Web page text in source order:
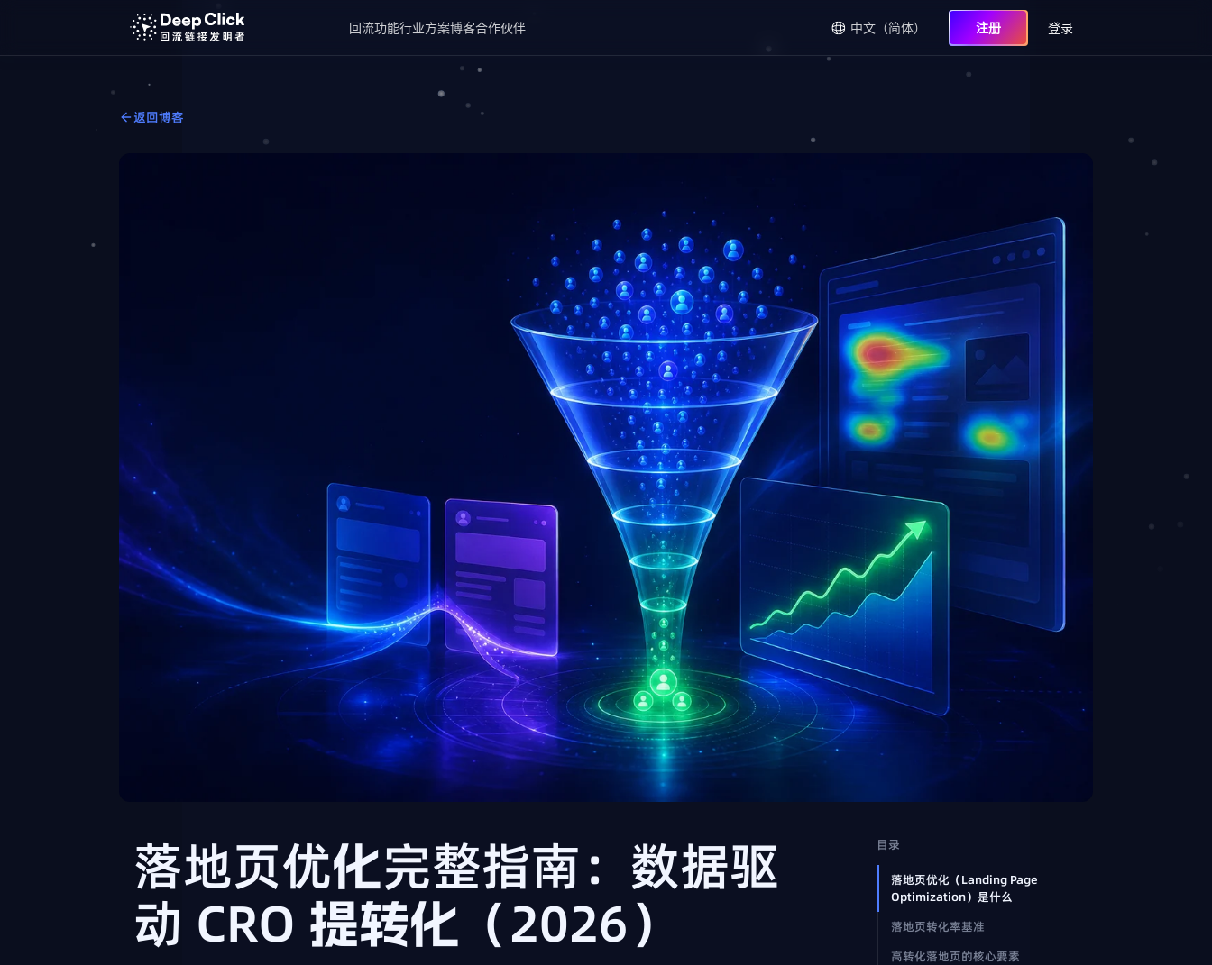
回流功能行业方案博客合作伙伴 中文（简体） 注册 登录
返回博客
落地页优化完整指南：数据驱
动 CRO 提转化（2026）
目录
落地页优化（Landing Page
Optimization）是什么
落地页转化率基准
高转化落地页的核心要素